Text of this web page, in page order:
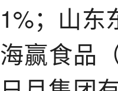
1%；山东
海赢食品